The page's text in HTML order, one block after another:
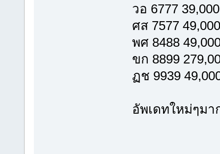
วอ 6777 39,000
ศส 7577 49,000
พศ 8488
ขก 8899
ฏช 9939
อัพเดทใหม่ๆม